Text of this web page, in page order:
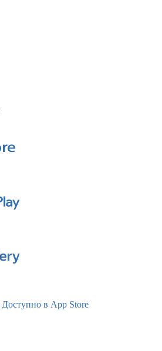
Доступно в App Store